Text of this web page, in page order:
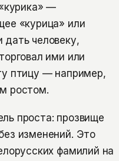
—
«курица» или
человеку,
ими или
птицу — например,
ростом.
проста: прозвище
изменений. Это
фамилий на